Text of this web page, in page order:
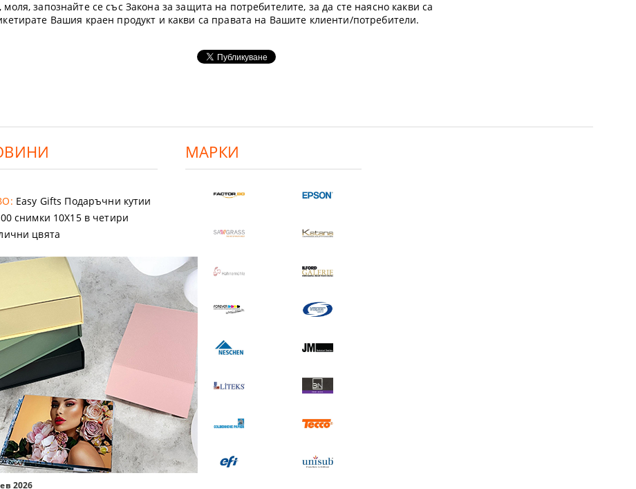
запознайте се със Закона за защита на потребителите, за да сте наясно какви са
Вашия краен продукт и какви са правата на Вашите клиенти/потребители.
Магнит EASI
1.03 € 2.01 лв.
ДЕТАЙЛИ ВИЖ ДЕТАЙЛИ ВИЖ ДЕТАЙЛИ
Easy Gifts Подаръчни кутии
снимки 10X15 в четири
цвята
2026
МАРКИ